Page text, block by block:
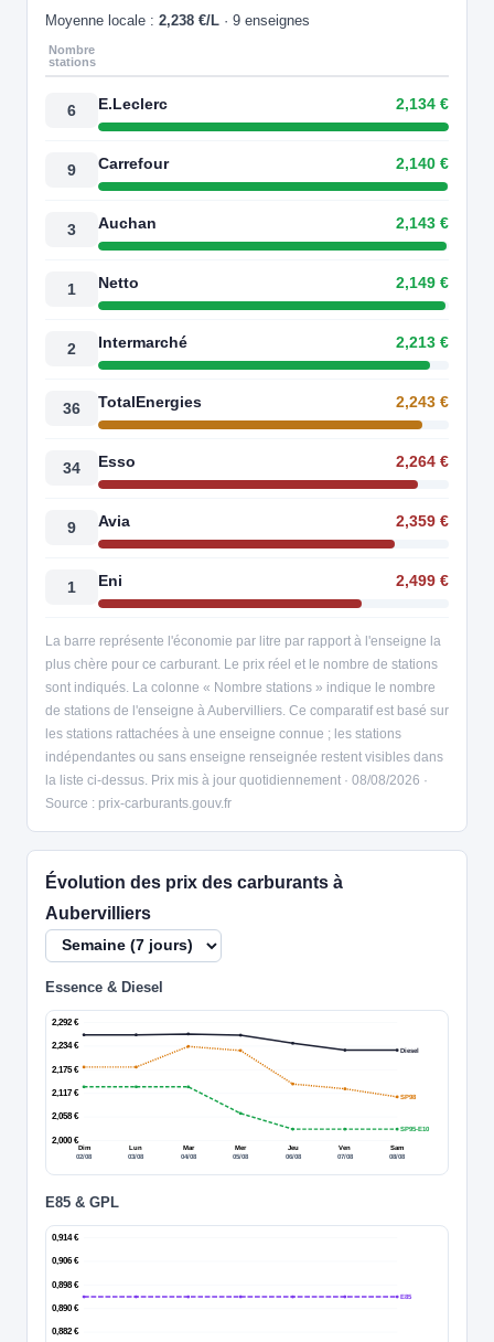
Moyenne locale : 2,238 €/L · 9 enseignes
Nombre
stations
6 E.Leclerc 2,134 €
9 Carrefour 2,140 €
3 Auchan 2,143 €
1 Netto 2,149 €
2 Intermarché 2,213 €
36 TotalEnergies 2,243 €
34 Esso 2,264 €
9 Avia 2,359 €
1 Eni 2,499 €
La barre représente l'économie par litre par rapport à l'enseigne la
plus chère pour ce carburant. Le prix réel et le nombre de stations
sont indiqués. La colonne « Nombre stations » indique le nombre
de stations de l'enseigne à Aubervilliers. Ce comparatif est basé sur
les stations rattachées à une enseigne connue ; les stations
indépendantes ou sans enseigne renseignée restent visibles dans
la liste ci-dessus. Prix mis à jour quotidiennement · 08/08/2026 ·
Source : prix-carburants.gouv.fr
Évolution des prix des carburants à
Aubervilliers
Essence & Diesel
2,000 €
2,058 €
2,117 €
2,175 €
2,234 €
2,292 €
Dim
02/08
Lun
03/08
Mar
04/08
Mer
05/08
Jeu
06/08
Ven
07/08
Sam
08/08
Diesel
SP95-E10
SP98
E85 & GPL
0,882 €
0,890 €
0,898 €
0,906 €
0,914 €
E85